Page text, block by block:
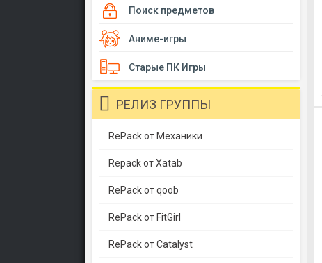
Поиск предметов
Аниме-игры
Старые ПК Игры
РЕЛИЗ ГРУППЫ
RePack от Механики
Repack от Xatab
RePack от qoob
RePack от FitGirl
RePack от Catalyst